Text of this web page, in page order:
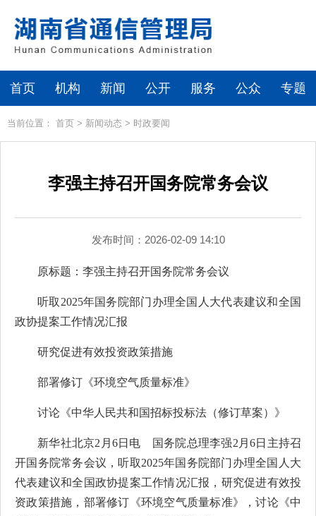
首页 机构 新闻 公开 服务 公众 专题
当前位置： 首页 > 新闻动态 > 时政要闻
李强主持召开国务院常务会议
发布时间：2026-02-09 14:10
原标题：李强主持召开国务院常务会议
听取2025年国务院部门办理全国人大代表建议和全国
政协提案工作情况汇报
研究促进有效投资政策措施
部署修订《环境空气质量标准》
讨论《中华人民共和国招标投标法（修订草案）》
新华社北京2月6日电 国务院总理李强2月6日主持召
开国务院常务会议，听取2025年国务院部门办理全国人大
代表建议和全国政协提案工作情况汇报，研究促进有效投
资政策措施，部署修订《环境空气质量标准》，讨论《中